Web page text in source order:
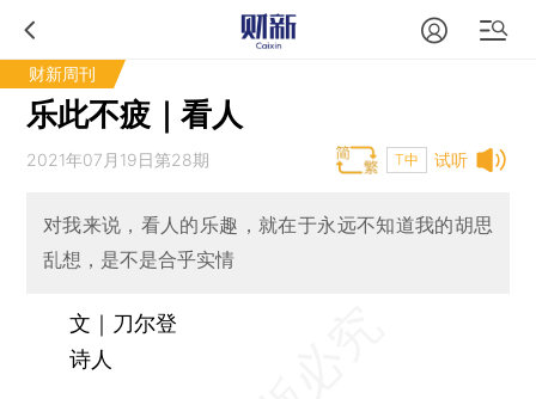
财新周刊
乐此不疲｜看人
试听
2021年07月19日第28期 T中
对我来说，看人的乐趣，就在于永远不知道我的胡思
乱想，是不是合乎实情
文｜刀尔登
诗人